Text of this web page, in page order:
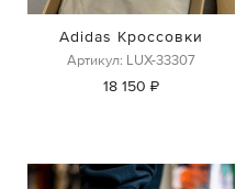
Adidas Кроссовки
Артикул: LUX-33307
18 150 ₽